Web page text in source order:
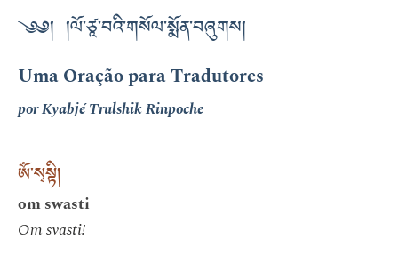
༄༅། །ལོ་ཙཱ་བའི་གསོལ་སྨོན་བཞུགས།
Uma Oração para Tradutores
por Kyabjé Trulshik Rinpoche
ཨོཾ་སྭསྟི།
om swasti
Om svasti!